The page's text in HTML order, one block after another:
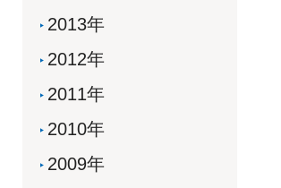
2013年
2012年
2011年
2010年
2009年